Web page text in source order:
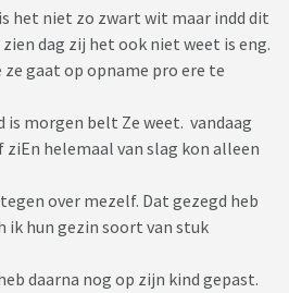
het niet zo zwart wit maar indd dit
dag zij het ook niet weet is eng.
gaat op opname pro ere te
is morgen belt Ze weet. vandaag
ziEn helemaal van slag kon alleen
over mezelf. Dat gezegd heb
ik hun gezin soort van stuk
daarna nog op zijn kind gepast.